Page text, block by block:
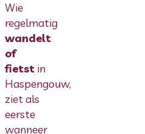
Wie
regelmatig
wandelt
of
fietst in
Haspengouw,
ziet als
eerste
wanneer